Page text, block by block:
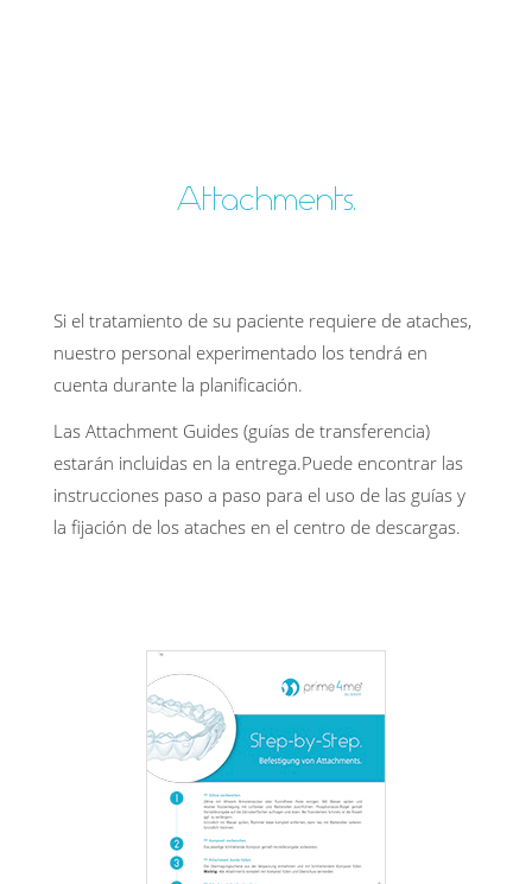
Attachments.
Si el tratamiento de su paciente requiere de ataches,
nuestro personal experimentado los tendrá en
cuenta durante la planificación.
Las Attachment Guides (guías de transferencia)
estarán incluidas en la entrega.Puede encontrar las
instrucciones paso a paso para el uso de las guías y
la fijación de los ataches en el centro de descargas.